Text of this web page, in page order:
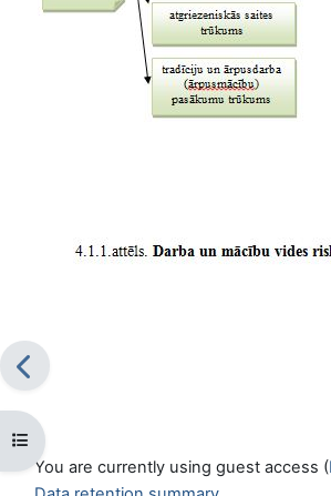
Open course index
You are currently using guest access (